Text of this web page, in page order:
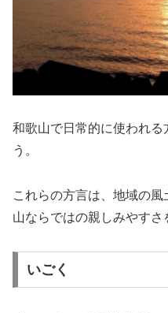
和歌山で日常的に使われる
う。
これらの方言は、地域の
山ならではの親しみやすさ
いごく